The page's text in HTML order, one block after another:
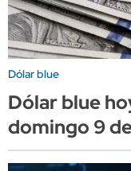
Dólar blue
Dólar blue
domingo 9